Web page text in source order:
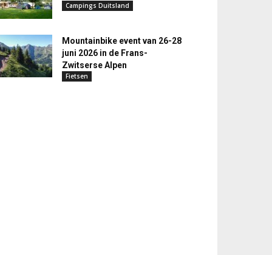
Campings Duitsland
Mountainbike event van 26-28
juni 2026 in de Frans-
Zwitserse Alpen
Fietsen